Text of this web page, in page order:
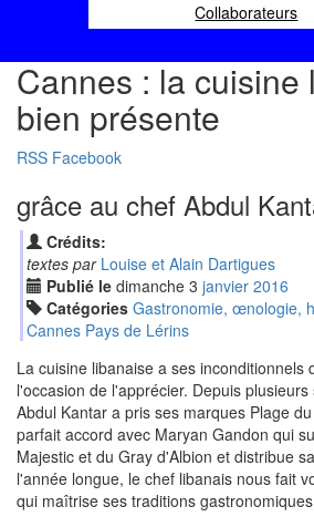
Collaborateurs
Cannes : la cuisine
bien présente
RSS Facebook
grâce au chef Abdul
Crédits:
textes par Louise et Alain Dartigues
Publié le dimanche 3 janvier 2016
Catégories Gastronomie, œnologie,
Cannes Pays de Lérins
La cuisine libanaise a ses inconditionnels
l'occasion de l'apprécier. Depuis
Abdul Kantar a pris ses marques Plage
parfait accord avec Maryan Gandon qui
Majestic et du Gray d'Albion et distribue
l'année longue, le chef libanais nous fait
qui maîtrise ses traditions